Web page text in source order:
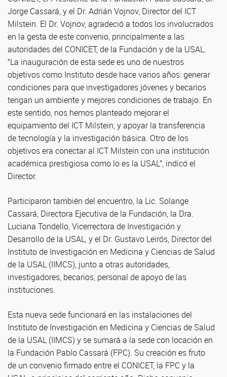
Jorge Cassará, y el Dr. Adrián Vojnov, Director del ICT
Milstein. El Dr. Vojnov, agradeció a todos los involucrados
en la gesta de este convenio, principalmente a las
autoridades del CONICET, de la Fundación y de la USAL.
“La inauguración de esta sede es uno de nuestros
objetivos como Instituto desde hace varios años: generar
condiciones para que investigadores jóvenes y becarios
tengan un ambiente y mejores condiciones de trabajo. En
este sentido, nos hemos planteado mejorar el
equipamiento del ICT Milstein, y apoyar la transferencia
de tecnología y la investigación básica. Otro de los
objetivos era conectar al ICT Milstein con una institución
académica prestigiosa como lo es la USAL”, indicó el
Director.
Participaron también del encuentro, la Lic. Solange
Cassará, Directora Ejecutiva de la Fundación, la Dra.
Luciana Tondello, Vicerrectora de Investigación y
Desarrollo de la USAL, y el Dr. Gustavo Leirós, Director del
Instituto de Investigación en Medicina y Ciencias de Salud
de la USAL (IIMCS), junto a otras autoridades,
investigadores, becarios, personal de apoyo de las
instituciones.
Esta nueva sede funcionará en las instalaciones del
Instituto de Investigación en Medicina y Ciencias de Salud
de la USAL (IIMCS) y se sumará a la sede con locación en
la Fundación Pablo Cassará (FPC). Su creación es fruto
de un convenio firmado entre el CONICET, la FPC y la